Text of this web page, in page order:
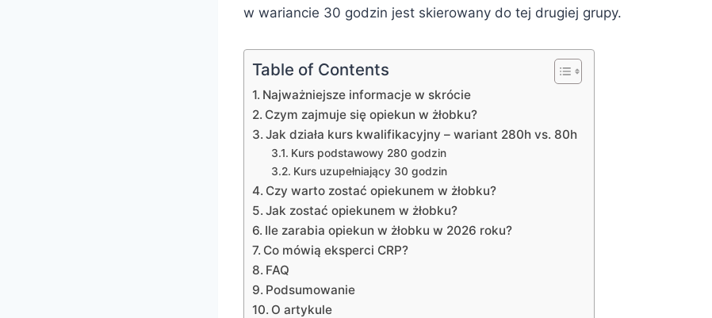
w wariancie 30 godzin jest skierowany do tej drugiej grupy.
Table of Contents
Najważniejsze informacje w skrócie
Czym zajmuje się opiekun w żłobku?
Jak działa kurs kwalifikacyjny – wariant 280h vs. 80h
Kurs podstawowy 280 godzin
Kurs uzupełniający 30 godzin
Czy warto zostać opiekunem w żłobku?
Jak zostać opiekunem w żłobku?
Ile zarabia opiekun w żłobku w 2026 roku?
Co mówią eksperci CRP?
FAQ
Podsumowanie
O artykule